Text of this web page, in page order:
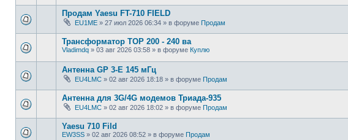
Продам Yaesu FT-710 FIELD
EU1ME » 27 июл 2026 06:34 » в форуме Продам
Трансформатор ТОР 200 - 240 ва
Vladimdq » 03 авг 2026 03:58 » в форуме Куплю
Антенна GP 3-E 145 мГц
EU4LMC » 02 авг 2026 18:18 » в форуме Продам
Антенна для 3G/4G модемов Триада-935
EU4LMC » 02 авг 2026 18:02 » в форуме Продам
Yaesu 710 Fild
EW3SS » 02 авг 2026 08:52 » в форуме Продам